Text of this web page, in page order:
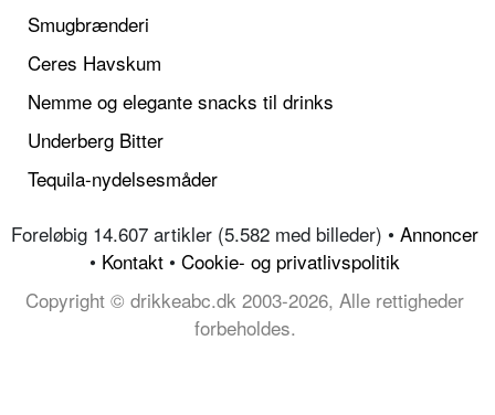
Smugbrænderi
Ceres Havskum
Nemme og elegante snacks til drinks
Underberg Bitter
Tequila-nydelsesmåder
Foreløbig 14.607 artikler (5.582 med billeder) • Annoncer
• Kontakt • Cookie- og privatlivspolitik
Copyright © drikkeabc.dk 2003-2026, Alle rettigheder
forbeholdes.